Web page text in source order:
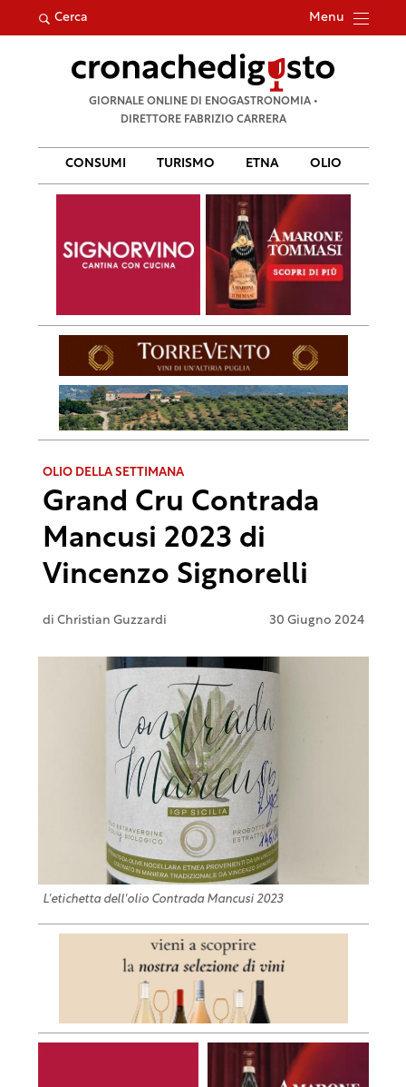
Cerca Menu
per:
GIORNALE ONLINE DI ENOGASTRONOMIA •
DIRETTORE FABRIZIO CARRERA
CONSUMI TURISMO ETNA OLIO
OLIO DELLA SETTIMANA
Grand Cru Contrada
Mancusi 2023 di
Vincenzo Signorelli
di Christian Guzzardi 30 Giugno 2024
L'etichetta dell'olio Contrada Mancusi 2023